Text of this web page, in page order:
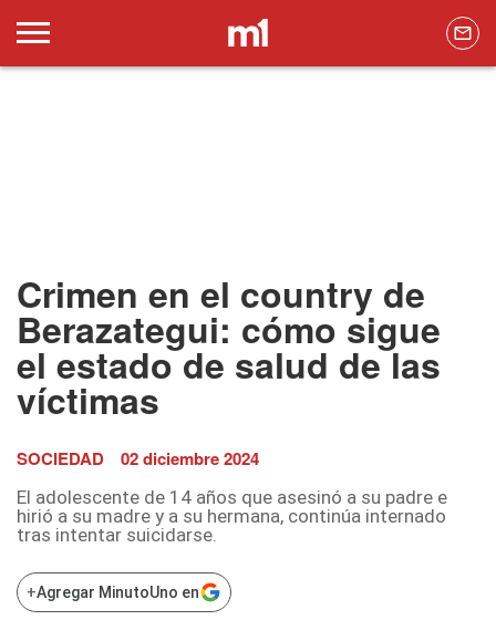
Crimen en el country de
Berazategui: cómo sigue
el estado de salud de las
víctimas
SOCIEDAD 02 diciembre 2024
El adolescente de 14 años que asesinó a su padre e
hirió a su madre y a su hermana, continúa internado
tras intentar suicidarse.
+Agregar MinutoUno en